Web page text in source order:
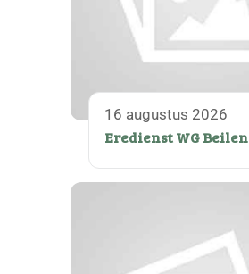
16 augustus 2026
Eredienst WG Beilen